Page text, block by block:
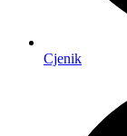
Cjenik